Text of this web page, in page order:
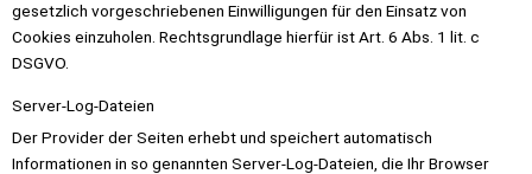
gesetzlich vorgeschriebenen Einwilligungen für den Einsatz von
Cookies einzuholen. Rechtsgrundlage hierfür ist Art. 6 Abs. 1 lit. c
DSGVO.
Server-Log-Dateien
Der Provider der Seiten erhebt und speichert automatisch
Informationen in so genannten Server-Log-Dateien, die Ihr Browser